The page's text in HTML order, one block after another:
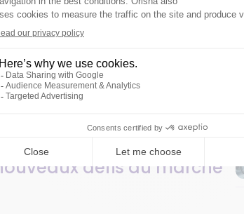
en Allemagne et en Espagne.
quotidiens répartis chez 80 clients
répartis dans 13 pays,
défis du marché